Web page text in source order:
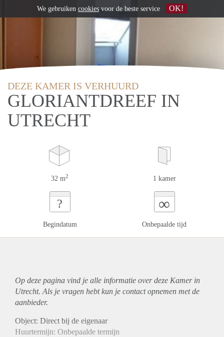
DEZE KAMER IS VERHUURD
GLORIANTDREEF IN
UTRECHT
32 m2 1 kamer
?
Begindatum
∞
Onbepaalde tijd
Op deze pagina vind je alle informatie over deze Kamer in
Utrecht. Als je vragen hebt kun je contact opnemen met de
aanbieder.
Object: Direct bij de eigenaar
Huurtermijn: Onbepaalde termijn
We gebruiken cookies voor de beste service OK!